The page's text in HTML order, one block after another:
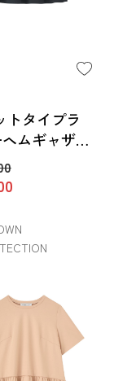
トタイプラ
ムギャザー